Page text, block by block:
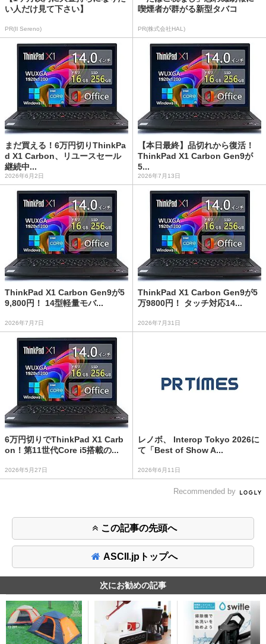
い人だけ見て下さい】
PR(Il Sereno)
喫煙者が群がる新型タバコ
PR(株式会社HAL)
まだ買える！6万円切りThinkPa
d X1 Carbon、リユースセール
継続中...
2026年6月2日
【本日最終】品切れから復活！
ThinkPad X1 Carbon Gen9が
5...
2026年7月13日
ThinkPad X1 Carbon Gen9が5
9,800円！ 14型軽量モバ...
2026年7月7日
ThinkPad X1 Carbon Gen9が5
万9800円！ タッチ対応14...
2026年7月31日
6万円切りでThinkPad X1 Carb
on！第11世代Core i5搭載の...
2026年5月27日
レノボ、 Interop Tokyo 2026に
て「Best of Show A...
2026年6月11日
Recommended by
この記事の先頭へ
ASCII.jpトップへ
次にお勧めの記事